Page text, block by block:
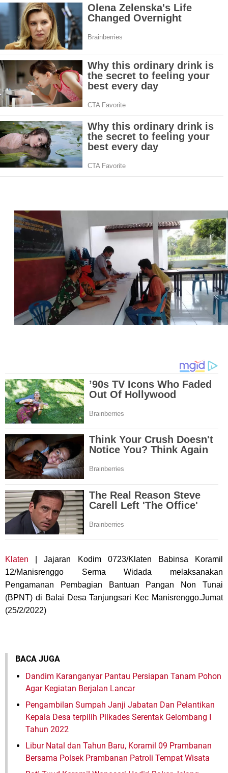
Klaten | Jajaran Kodim 0723/Klaten Babinsa Koramil
12/Manisrenggo Serma Widada melaksanakan
Pengamanan Pembagian Bantuan Pangan Non Tunai
(BPNT) di Balai Desa Tanjungsari Kec Manisrenggo.Jumat
(25/2/2022)
BACA JUGA
Dandim Karanganyar Pantau Persiapan Tanam Pohon
Agar Kegiatan Berjalan Lancar
Pengambilan Sumpah Janji Jabatan Dan Pelantikan
Kepala Desa terpilih Pilkades Serentak Gelombang I
Tahun 2022
Libur Natal dan Tahun Baru, Koramil 09 Prambanan
Bersama Polsek Prambanan Patroli Tempat Wisata